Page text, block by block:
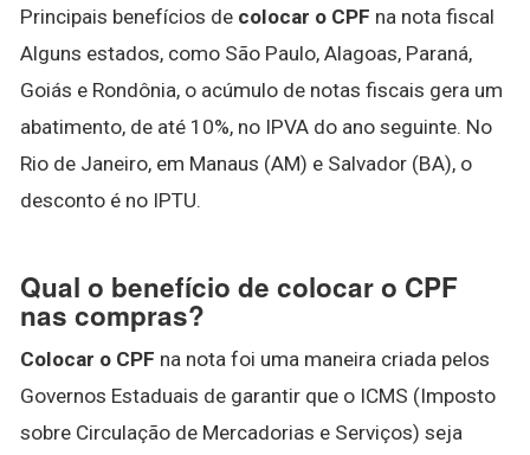
Principais benefícios de colocar o CPF na nota fiscal
Alguns estados, como São Paulo, Alagoas, Paraná,
Goiás e Rondônia, o acúmulo de notas fiscais gera um
abatimento, de até 10%, no IPVA do ano seguinte. No
Rio de Janeiro, em Manaus (AM) e Salvador (BA), o
desconto é no IPTU.
Qual o benefício de colocar o CPF
nas compras?
Colocar o CPF na nota foi uma maneira criada pelos
Governos Estaduais de garantir que o ICMS (Imposto
sobre Circulação de Mercadorias e Serviços) seja